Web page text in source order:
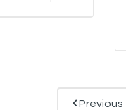
Previous